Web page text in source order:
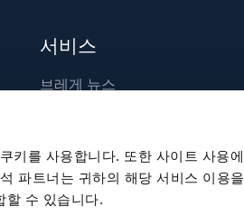
키를 사용합니다. 또한 사이트 사용
파트너는 귀하의 해당 서비스 이용
할 수 있습니다.
서비스
브레게 뉴스
출판물
지속 가능성
채용